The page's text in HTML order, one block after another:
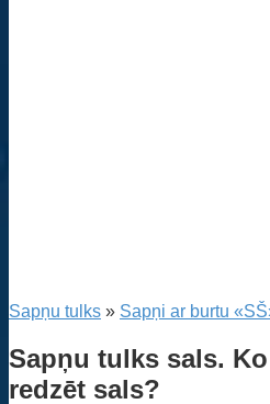
Sapņu tulks » Sapņi ar burtu
Sapņu tulks sals.
redzēt sals?